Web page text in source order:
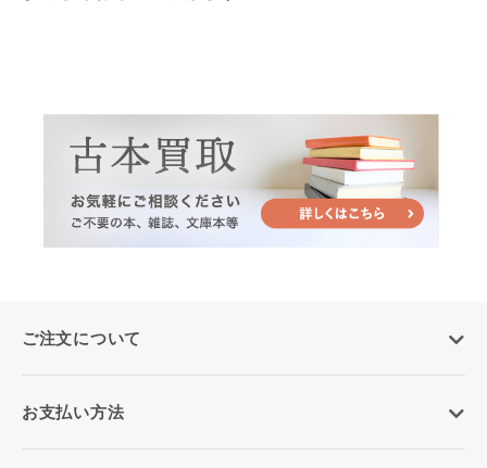
ご注文について
お支払い方法